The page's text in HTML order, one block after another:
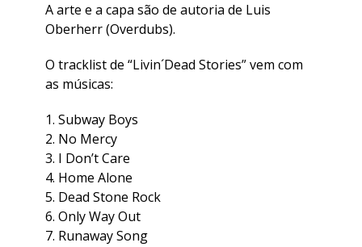
A arte e a capa são de autoria de Luis
Oberherr (Overdubs).
O tracklist de “Livin´Dead Stories” vem com
as músicas:
1. Subway Boys
2. No Mercy
3. I Don’t Care
4. Home Alone
5. Dead Stone Rock
6. Only Way Out
7. Runaway Song